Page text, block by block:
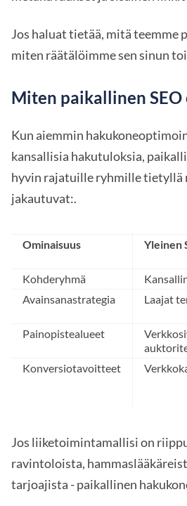
Jos haluat tietää, mitä teemme
miten räätälöimme sen sinun
Miten paikallinen SEO
Kun aiemmin
kansallisia hakutuloksia,
hyvin rajatuille ryhmille tietyllä
jakautuvat:.
Ominaisuus Yleinen
Kohderyhmä
Avainsanastrategia
Laajat
Painopistealueet
Konversiotavoitteet
Jos liiketoimintamallisi on
ravintoloista,
tarjoajista - paikallinen